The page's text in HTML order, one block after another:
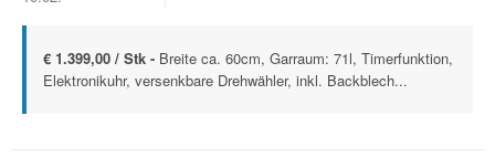
€ 1.399,00 / Stk - Breite ca. 60cm, Garraum: 71l, Timerfunktion,
Elektronikuhr, versenkbare Drehwähler, inkl. Backblech...